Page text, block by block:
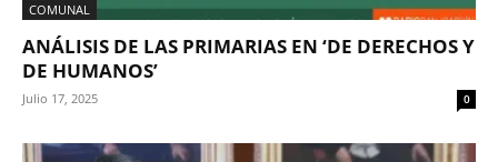
COMUNAL
ANÁLISIS DE LAS PRIMARIAS EN ‘DE DERECHOS Y
DE HUMANOS’
Julio 17, 2025 0